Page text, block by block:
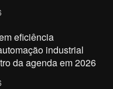
eficiência
industrial
da agenda em 2026